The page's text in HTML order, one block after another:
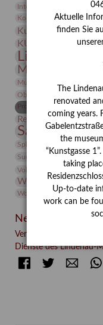
Integriertes
Kolosseum
Kunstmuseum
KUNSTWAND Kurs
Lindenau-
Museumspädagogik
Objekt im Fokus
Provenienz
Restaurierung
Sammlung
Sphinx
studio
Suermondt-Ludwig-Museum
Volontariat
Walter Rheiner
Werkbetrachtung
Wolf und Hund
Neueste Beiträge
Verschenkt, verkauft,
Dienste des Lindenau-
FacebookTwitter E-mail
Aktuelle
finden Sie
The
renovated
coming years.
the
“Kunstgasse
taking
Up-to-date
work can be